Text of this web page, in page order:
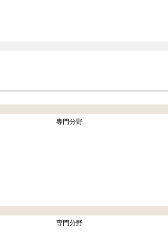
専門分野
専門分野